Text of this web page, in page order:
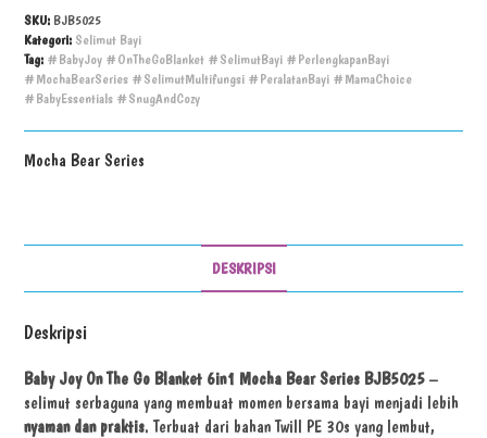
SKU: BJB5025
Kategori: Selimut Bayi
Tag: #BabyJoy #OnTheGoBlanket #SelimutBayi #PerlengkapanBayi
#MochaBearSeries #SelimutMultifungsi #PeralatanBayi #MamaChoice
#BabyEssentials #SnugAndCozy
Mocha Bear Series
DESKRIPSI
Deskripsi
Baby Joy On The Go Blanket 6in1 Mocha Bear Series BJB5025 –
selimut serbaguna yang membuat momen bersama bayi menjadi lebih
nyaman dan praktis. Terbuat dari bahan Twill PE 30s yang lembut,